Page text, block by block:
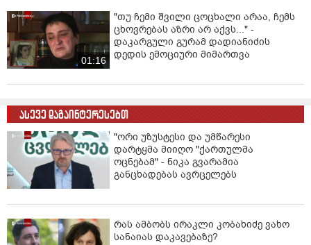
01:16
"თუ ჩემი შვილი ცოცხალი არაა, ჩემს
ცხოვრებას აზრი არ აქვს..." -
დაკარგული გურამ დადიანიძის
დედის ემოციური მიმართვა
ასევე დაგაინტერესებთ
"ორი უზუსტესი და უმწარესი
დარტყმა მიიღო "ქართულმა
ოცნებამ" - ნიკა გვარამია
განცხადებას ავრცელებს
რას ამბობს ირაკლი კობახიძე ვახო
სანაიას დაკავებაზე?